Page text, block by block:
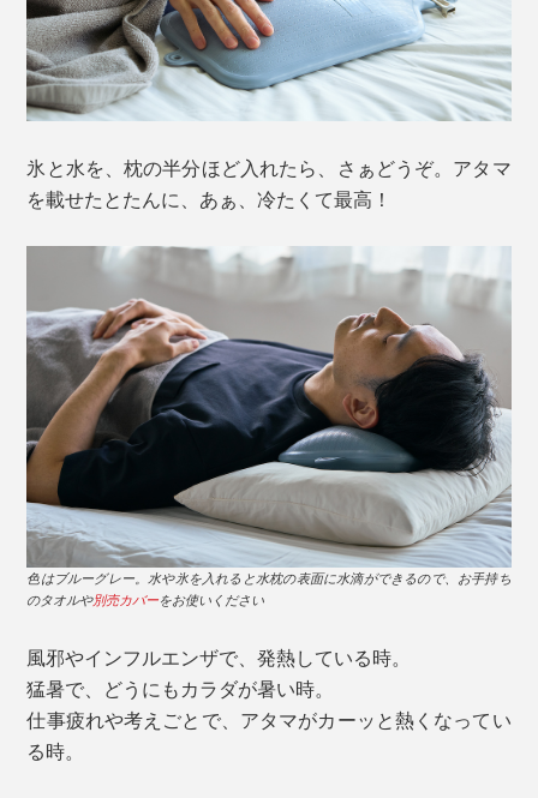
氷と水を、枕の半分ほど入れたら、さぁどうぞ。アタマ
を載せたとたんに、あぁ、冷たくて最高！
色はブルーグレー。水や氷を入れると水枕の表面に水滴ができるので、お手持ち
のタオルや別売カバーをお使いください
風邪やインフルエンザで、発熱している時。
猛暑で、どうにもカラダが暑い時。
仕事疲れや考えごとで、アタマがカーッと熱くなってい
る時。